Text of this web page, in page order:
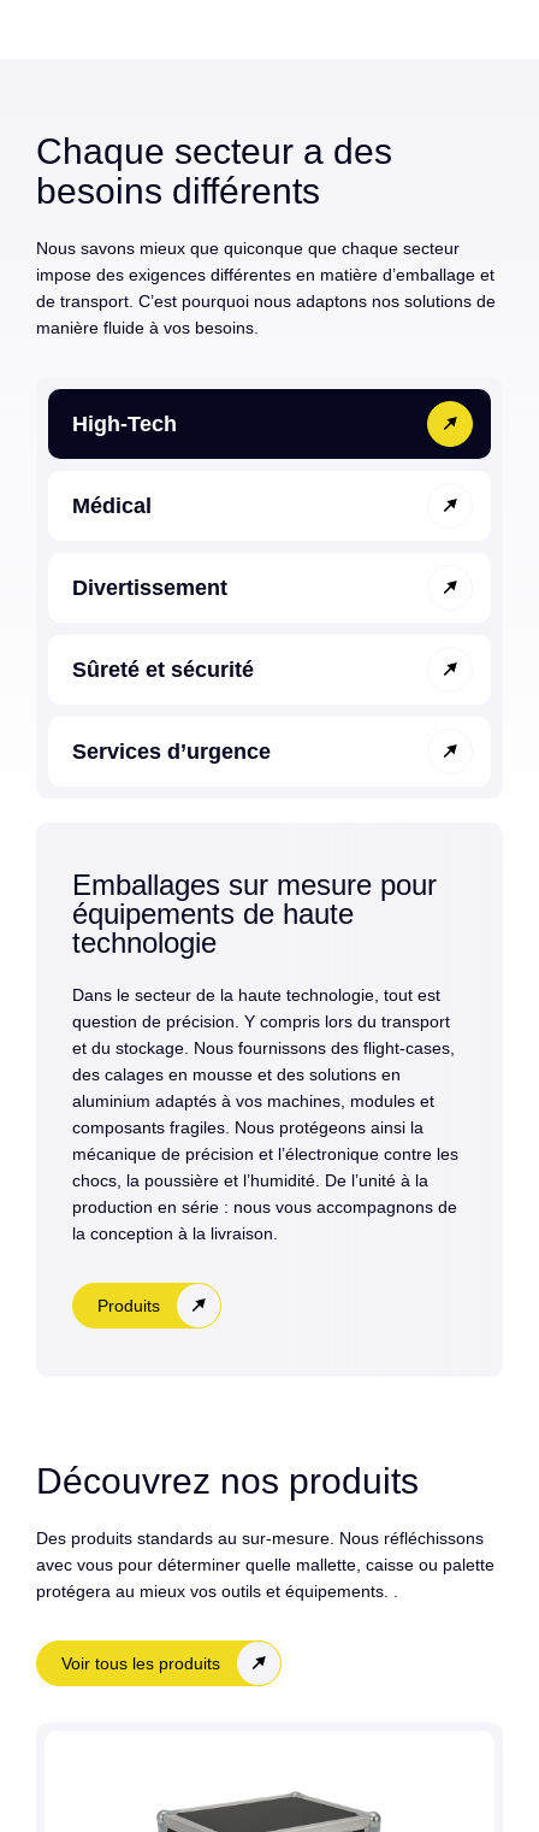
Chaque secteur a des
besoins différents
Nous savons mieux que quiconque que chaque secteur
impose des exigences différentes en matière d’emballage et
de transport. C’est pourquoi nous adaptons nos solutions de
manière fluide à vos besoins.
High-Tech
Médical
Divertissement
Sûreté et sécurité
Services d’urgence
Emballages sur mesure pour
équipements de haute
technologie
Dans le secteur de la haute technologie, tout est
question de précision. Y compris lors du transport
et du stockage. Nous fournissons des flight-cases,
des calages en mousse et des solutions en
aluminium adaptés à vos machines, modules et
composants fragiles. Nous protégeons ainsi la
mécanique de précision et l’électronique contre les
chocs, la poussière et l’humidité. De l’unité à la
production en série : nous vous accompagnons de
la conception à la livraison.
Produits
Découvrez nos produits
Des produits standards au sur-mesure. Nous réfléchissons
avec vous pour déterminer quelle mallette, caisse ou palette
protégera au mieux vos outils et équipements. .
Voir tous les produits